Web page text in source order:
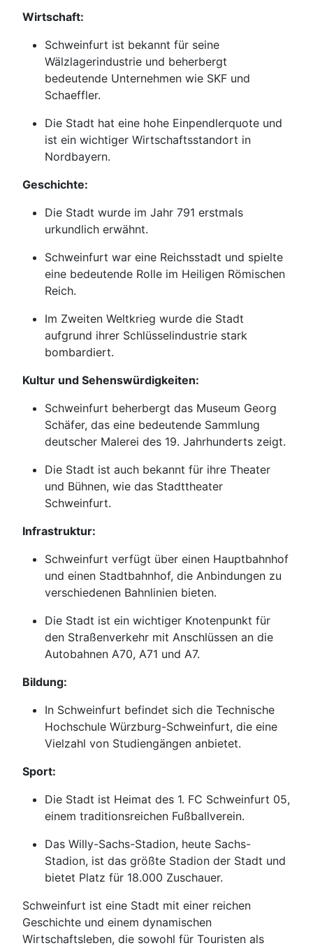
Wirtschaft:
Schweinfurt ist bekannt für seine
Wälzlagerindustrie und beherbergt
bedeutende Unternehmen wie SKF und
Schaeffler.
Die Stadt hat eine hohe Einpendlerquote und
ist ein wichtiger Wirtschaftsstandort in
Nordbayern.
Geschichte:
Die Stadt wurde im Jahr 791 erstmals
urkundlich erwähnt.
Schweinfurt war eine Reichsstadt und spielte
eine bedeutende Rolle im Heiligen Römischen
Reich.
Im Zweiten Weltkrieg wurde die Stadt
aufgrund ihrer Schlüsselindustrie stark
bombardiert.
Kultur und Sehenswürdigkeiten:
Schweinfurt beherbergt das Museum Georg
Schäfer, das eine bedeutende Sammlung
deutscher Malerei des 19. Jahrhunderts zeigt.
Die Stadt ist auch bekannt für ihre Theater
und Bühnen, wie das Stadttheater
Schweinfurt.
Infrastruktur:
Schweinfurt verfügt über einen Hauptbahnhof
und einen Stadtbahnhof, die Anbindungen zu
verschiedenen Bahnlinien bieten.
Die Stadt ist ein wichtiger Knotenpunkt für
den Straßenverkehr mit Anschlüssen an die
Autobahnen A70, A71 und A7.
Bildung:
In Schweinfurt befindet sich die Technische
Hochschule Würzburg-Schweinfurt, die eine
Vielzahl von Studiengängen anbietet.
Sport:
Die Stadt ist Heimat des 1. FC Schweinfurt 05,
einem traditionsreichen Fußballverein.
Das Willy-Sachs-Stadion, heute Sachs-
Stadion, ist das größte Stadion der Stadt und
bietet Platz für 18.000 Zuschauer.
Schweinfurt ist eine Stadt mit einer reichen
Geschichte und einem dynamischen
Wirtschaftsleben, die sowohl für Touristen als